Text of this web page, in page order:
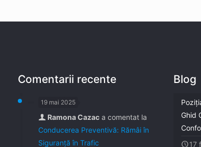
Comentarii recente
19 mai 2025
Ramona Cazac a comentat la
Conducerea Preventivă: Rămâi în
Siguranță în Trafic
Blog
Ghid
17